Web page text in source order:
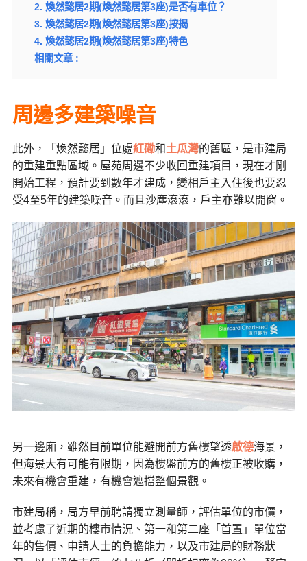
2. 煥然懿居2期(煥然懿居第3座)是否有車位？
3. 煥然懿居2期(煥然懿居第3座)按揭
4. 煥然懿居2期(煥然懿居第3座)特色
相關文章 :
周邊多建築噪音
此外，「煥然懿居」位處紅磡和土瓜灣的舊區，是市建局
的重建重點區域。屋苑周邊不少收回重建項目，現在才剛
開始工程，預計要到數年才建成，變相戶主入住後也要忍
受4至5年的建築噪音。而且沙塵滾滾，戶主亦難以開窗。
另一邊廂，雖然目前單位能避開前方舊樓望透啟德海景，
但海景大有可能有限期，因為樓盤前方的舊樓正被收購，
未來有機會重建，有機會遮擋整個景觀。
市建局稱，局方早前聘請獨立測量師，評估單位的市價，
並考慮了近期的樓市情況、第一和第二座「首置」單位當
年的售價、申請人士的負擔能力，以及市建局的財務狀